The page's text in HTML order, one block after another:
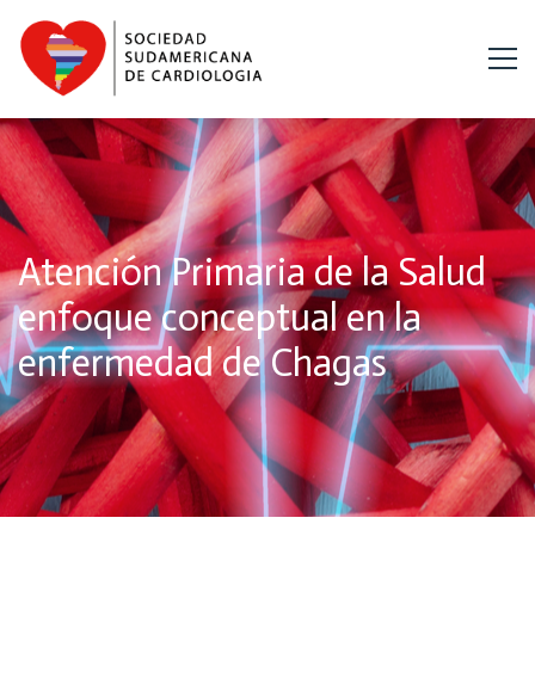
Atención Primaria de la Salud
enfoque conceptual en la
enfermedad de Chagas